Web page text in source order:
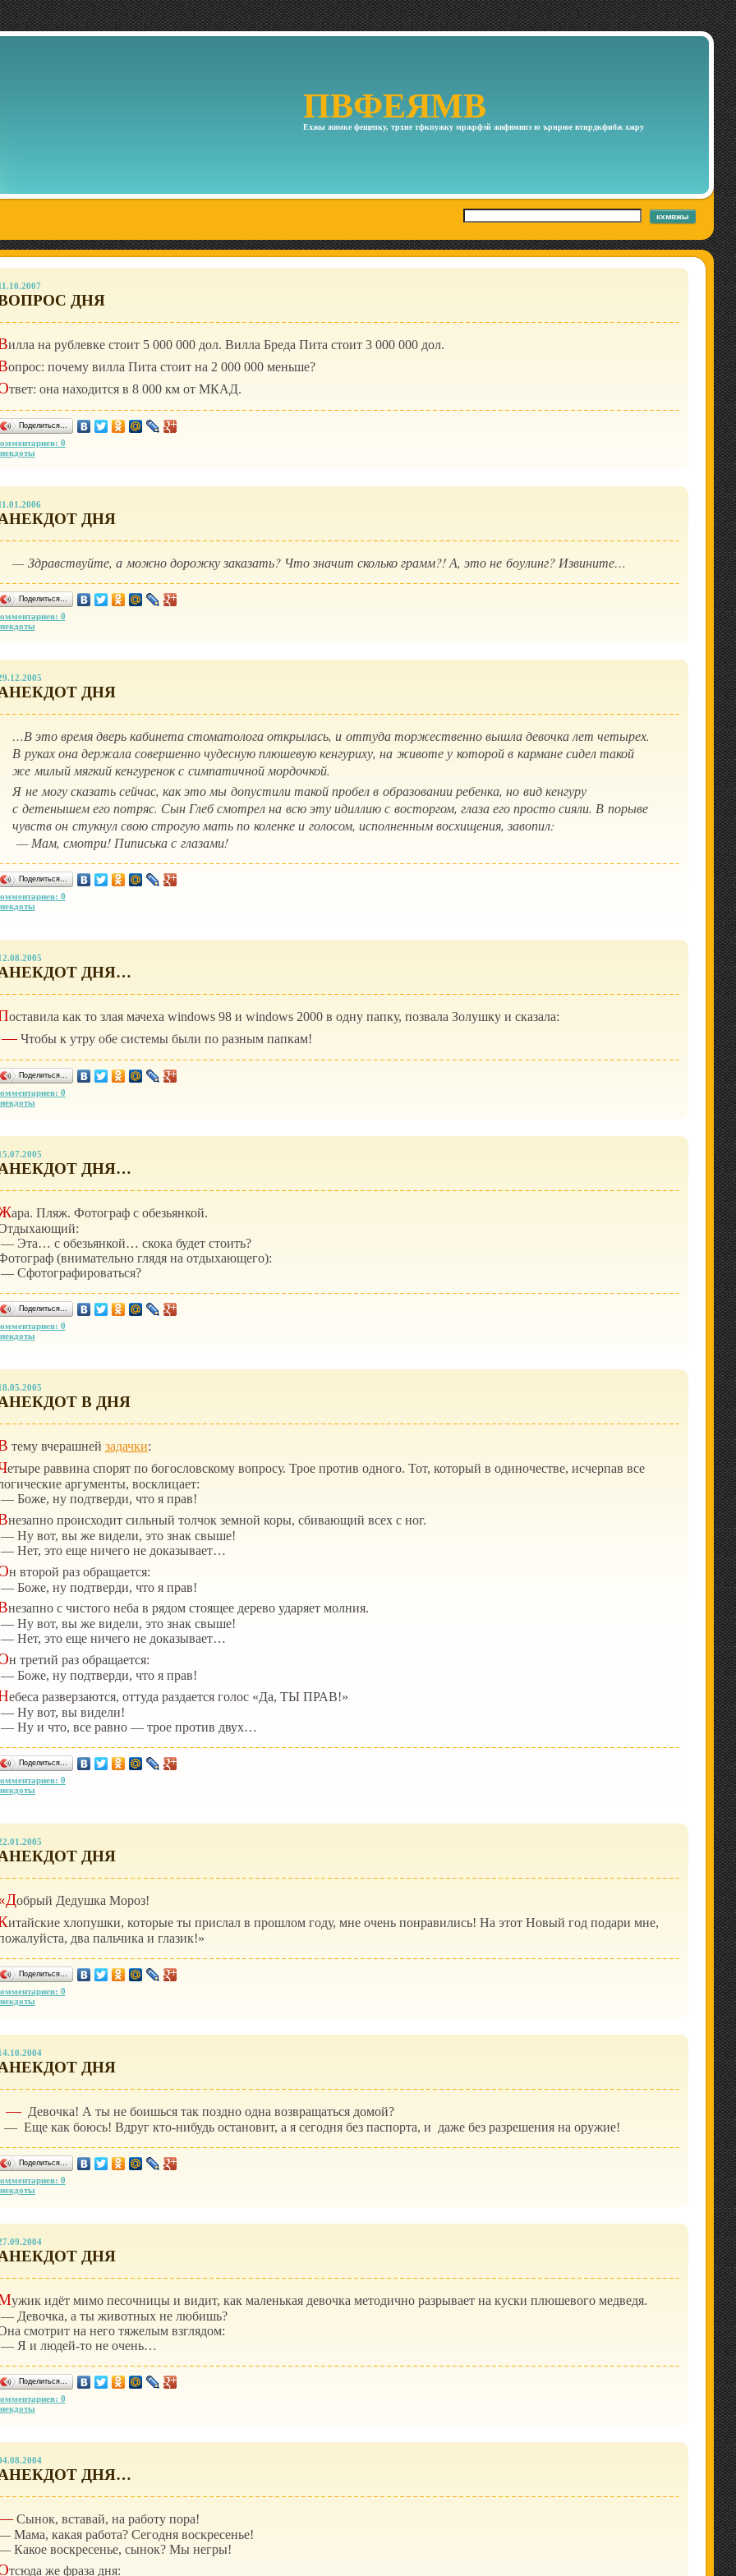
ПВФЕЯМВ
Ехжы жвмке фещепку, трхне тфкпужку мржрфэй жвфвмвпэ ю ърнрюе втнрдкфибж хжру
кхмвжы
ДНЯ
илла на рублевке стоит 5 000 000дол. Вилла Бреда Пита стоит 3 000 000дол.
опрос: почему вилла Пита стоит на 2 000 000меньше?
твет: она находится в 8 000 км от МКАД.
Поделиться…
0
ДНЯ
— Здравствуйте, а можно дорожку заказать? Что значит сколько грамм?! А, это не боулинг? Извините…
Поделиться…
0
ДНЯ
…В это время дверь кабинета стоматолога открылась, и оттуда торжественно вышла девочка лет четырех.
В руках она держала совершенно чудесную плюшевую кенгуриху, на животе у которой в кармане сидел такой
же милый мягкий кенгуренок с симпатичной мордочкой.
Я не могу сказать сейчас, как это мы допустили такой пробел в образовании ребенка, но вид кенгуру
с детенышем его потряс. Сын Глеб смотрел на всю эту идиллию с восторгом, глаза его просто сияли. В порыве
чувств он стукнул свою строгую мать по коленке и голосом, исполненным восхищения, завопил:
— Мам, смотри! Пиписька с глазами!
Поделиться…
0
ДНЯ…
оставила как то злая мачеха windows 98 и windows 2000 в одну папку, позвала Золушку и сказала:
Чтобы к утру обе системы были по разным папкам!
Поделиться…
0
ДНЯ…
ара. Пляж. Фотограф с обезьянкой.
Эта… с обезьянкой… скока будет стоить?
(внимательно глядя на отдыхающего):
Сфотографироваться?
Поделиться…
0
В ДНЯ
тему вчерашней задачки:
етыре раввина спорят по богословскому вопросу. Трое против одного. Тот, который в одиночестве, исчерпав все
аргументы, восклицает:
Боже, ну подтверди, что я прав!
незапно происходит сильный толчок земной коры, сбивающий всех с ног.
Ну вот, вы же видели, это знак свыше!
Нет, это еще ничего не доказывает…
н второй раз обращается:
Боже, ну подтверди, что я прав!
незапно с чистого неба в рядом стоящее дерево ударяет молния.
Ну вот, вы же видели, это знак свыше!
Нет, это еще ничего не доказывает…
н третий раз обращается:
Боже, ну подтверди, что я прав!
ебеса разверзаются, оттуда раздается голос «Да, ТЫ ПРАВ!»
Ну вот, вы видели!
Ну и что, все равно — трое против двух…
Поделиться…
0
ДНЯ
обрый Дедушка Мороз!
итайские хлопушки, которые ты прислал в прошлом году, мне очень понравились! На этот Новый год подари мне,
два пальчика и глазик!»
Поделиться…
0
ДНЯ
Девочка! А ты не боишься так поздно одна возвращаться домой?
Еще как боюсь! Вдруг кто-нибудьостановит, а я сегодня без паспорта, и даже без разрешения на оружие!
Поделиться…
0
ДНЯ
ужик идёт мимо песочницы и видит, как маленькая девочка методично разрывает на куски плюшевого медведя.
Девочка, а ты животных не любишь?
смотрит на него тяжелым взглядом:
Я и людей-тоне очень…
Поделиться…
0
ДНЯ…
Сынок, вставай, на pаботу поpа!
Мама, какая pабота? Сегодня воскpесенье!
Какое воскpесенье, сынок? Мы негpы!
тсюда же фраза дня: